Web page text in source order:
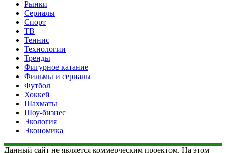
Рынки
Сериалы
Спорт
ТВ
Теннис
Технологии
Тренды
Фигурное катание
Фильмы и сериалы
Футбол
Хоккей
Шахматы
Шоу-бизнес
Экология
Экономика
Данный сайт не является коммерческим проектом. На этом